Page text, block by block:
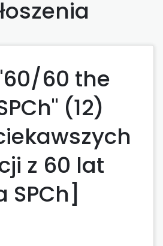
60 the
(12)
z 60 lat
SPCh]